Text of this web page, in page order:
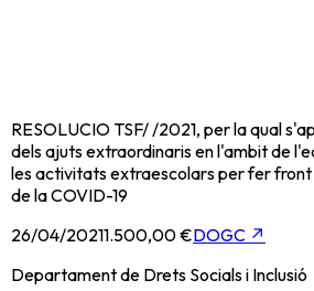
RESOLUCIO TSF/ /2021, per la qual
dels ajuts extraordinaris en l'ambit de
les activitats extraescolars per fer front
de la COVID-19
26/04/20211.500,00 €DOGC ↗
Departament de Drets Socials i Inclusió